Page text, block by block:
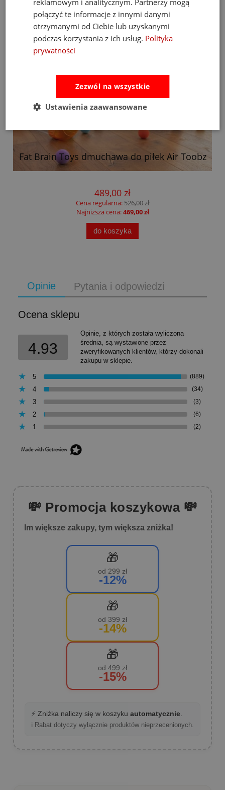
Fat Brain Toys dmuchawa do piłek Air Toobz
489,00 zł
Cena regularna:526,00 zł
Najniższa cena:469,00 zł
do koszyka
Opinie Pytania i odpowiedzi
Ocena sklepu
4.93
Opinie, z których została wyliczona
średnia, są wystawione przez
zweryfikowanych klientów, którzy dokonali
zakupu w sklepie.
5 (889)
4 (34)
3 (3)
2 (6)
1 (2)
💸 Promocja koszykowa 💸
Im większe zakupy, tym większa zniżka!
🎁
od 299 zł
-12%
🎁
od 399 zł
-14%
🎁
od 499 zł
-15%
⚡ Zniżka naliczy się w koszyku automatycznie.
ℹ️ Rabat dotyczy wyłącznie produktów nieprzecenionych.
reklamowym i analitycznym. Partnerzy mogą
połączyć te informacje z innymi danymi
otrzymanymi od Ciebie lub uzyskanymi
podczas korzystania z ich usług. Polityka
prywatności
Zezwól na wszystkie
Ustawienia zaawansowane